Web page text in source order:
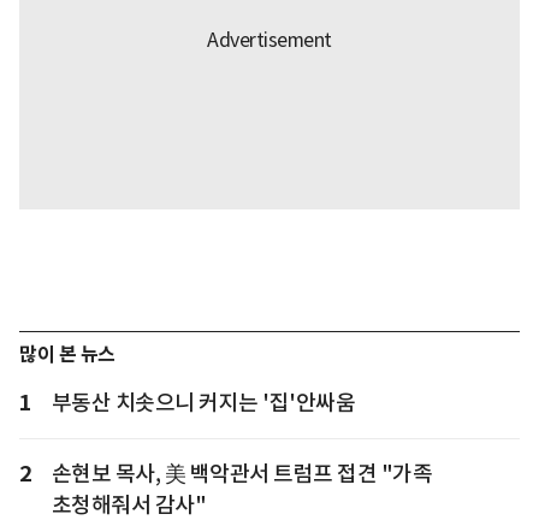
많이 본 뉴스
1 부동산 치솟으니 커지는 '집'안싸움
2
손현보 목사, 美 백악관서 트럼프 접견 "가족
초청해줘서 감사"